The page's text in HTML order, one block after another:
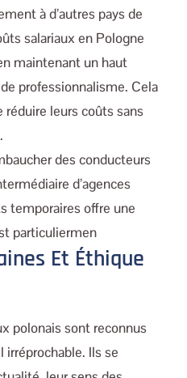
à d’autres pays de
salariaux en Pologne
maintenant un haut
professionnalisme. Cela
leurs coûts sans
des conducteurs
d’agences
temporaires offre une
particuliermen
Et Éthique
polonais sont reconnus
irréprochable. Ils se